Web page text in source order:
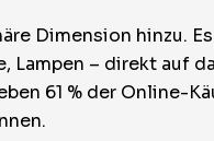
Dimension hinzu.
– direkt auf
61 % der Online-